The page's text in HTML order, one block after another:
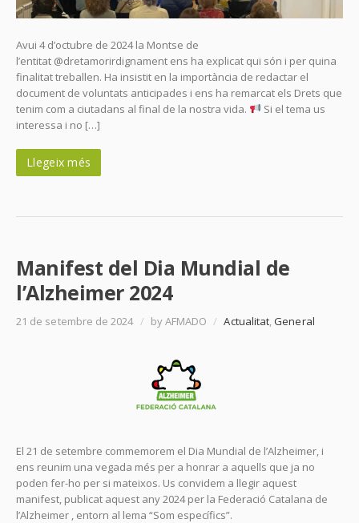
Avui 4 d’octubre de 2024 la Montse de
l’entitat @dretamorirdignament ens ha explicat qui són i per quina
finalitat treballen. Ha insistit en la importància de redactar el
document de voluntats anticipades i ens ha remarcat els Drets que
tenim com a ciutadans al final de la nostra vida.
Si el tema us
interessa i no […]
Llegeix més
Manifest del Dia Mundial de
l’Alzheimer 2024
21 de setembre de 2024 / by AFMADO / Actualitat,General
El 21 de setembre commemorem el Dia Mundial de l’Alzheimer, i
ens reunim una vegada més per a honrar a aquells que ja no
poden fer-ho per si mateixos. Us convidem a llegir aquest
manifest, publicat aquest any 2024 per la Federació Catalana de
l’Alzheimer , entorn al lema “Som específics”.